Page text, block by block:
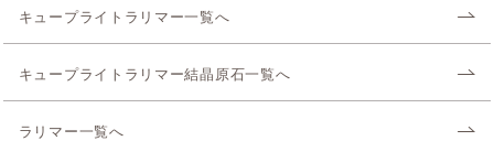
キュープライトラリマー一覧へ
キュープライトラリマー結晶原石一覧へ
ラリマー一覧へ